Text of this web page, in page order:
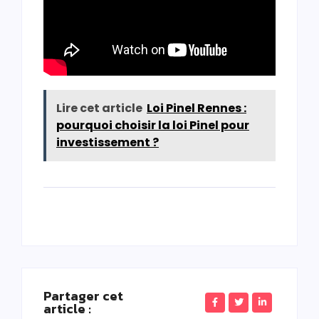
Lire cet article Loi Pinel Rennes :
pourquoi choisir la loi Pinel pour
investissement ?
Partager cet
article :